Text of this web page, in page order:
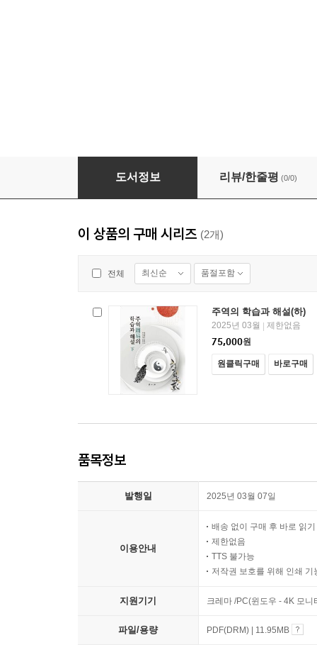
주역의 학습과 해설(상)
도서정보 리뷰/한줄평 (0/0)
이 상품의 구매 시리즈 (2개)
전체 최신순 품절포함
주역의 학습과 해설(하)
2025년 03월 | 제한없음
75,000원
원클릭구매 바로구매
품목정보
발행일 2025년 03월 07일
이용안내
배송 없이 구매 후 바로 읽기
제한없음
TTS 불가능
저작권 보호를 위해 인쇄 기
지원기기 크레마 /PC(윈도우 - 4K 모
파일/용량 PDF(DRM) | 11.95MB